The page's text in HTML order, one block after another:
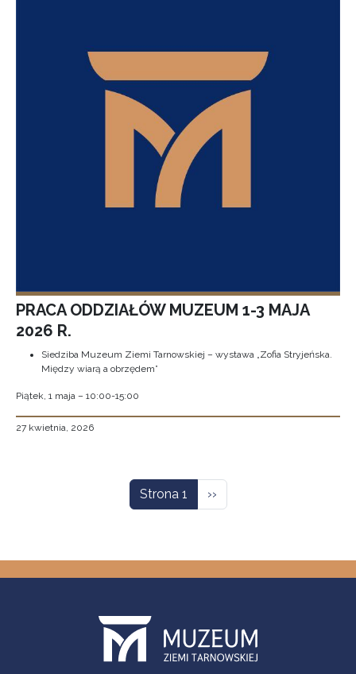
PRACA ODDZIAŁÓW MUZEUM 1-3 MAJA
2026 R.
Siedziba Muzeum Ziemi Tarnowskiej – wystawa „Zofia Stryjeńska.
Między wiarą a obrzędem”
Piątek, 1 maja – 10:00-15:00
27 kwietnia, 2026
Strona 1 Następna strona
››